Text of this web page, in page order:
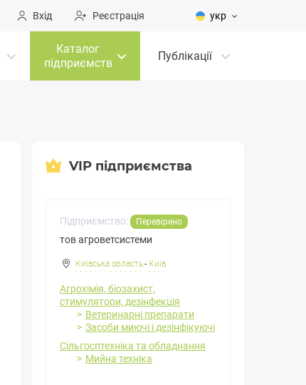
Вхід Реєстрація укр
Каталог
підприємств
Публікації
VIP підприємства
Підприємство: Перевірено
тов агроветсистеми
Київська область- Київ
Агрохімія, біозахист,
стимулятори, дезінфекція
Ветеринарні препарати
Засоби миючі і дезінфікуючі
Сільгосптехніка та обладнання
Мийна техніка